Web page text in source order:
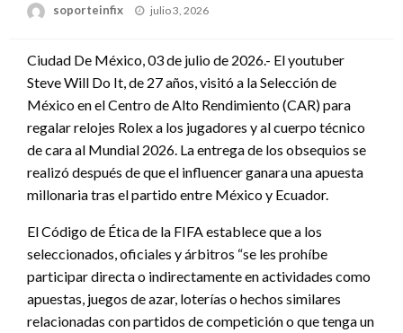
soporteinfix
Publicado
julio 3, 2026
Ciudad De México, 03 de julio de 2026.- El youtuber
Steve Will Do It, de 27 años, visitó a la Selección de
México en el Centro de Alto Rendimiento (CAR) para
regalar relojes Rolex a los jugadores y al cuerpo técnico
de cara al Mundial 2026. La entrega de los obsequios se
realizó después de que el influencer ganara una apuesta
millonaria tras el partido entre México y Ecuador.
El Código de Ética de la FIFA establece que a los
seleccionados, oficiales y árbitros “se les prohíbe
participar directa o indirectamente en actividades como
apuestas, juegos de azar, loterías o hechos similares
relacionadas con partidos de competición o que tenga un